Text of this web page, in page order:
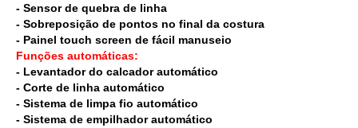
- Sensor de quebra de linha
- Sobreposição de pontos no final da costura
- Painel touch screen de fácil manuseio
Funções automáticas:
- Levantador do calcador automático
- Corte de linha automático
- Sistema de limpa fio automático
- Sistema de empilhador automático